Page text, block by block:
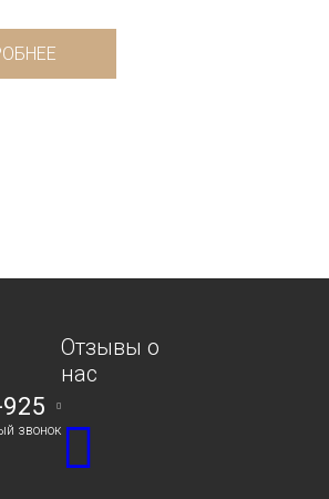
звонок
Отзывы о
нас